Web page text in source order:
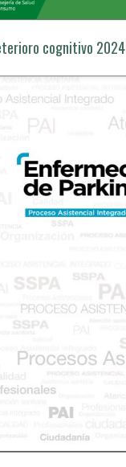
cognitivo 2024